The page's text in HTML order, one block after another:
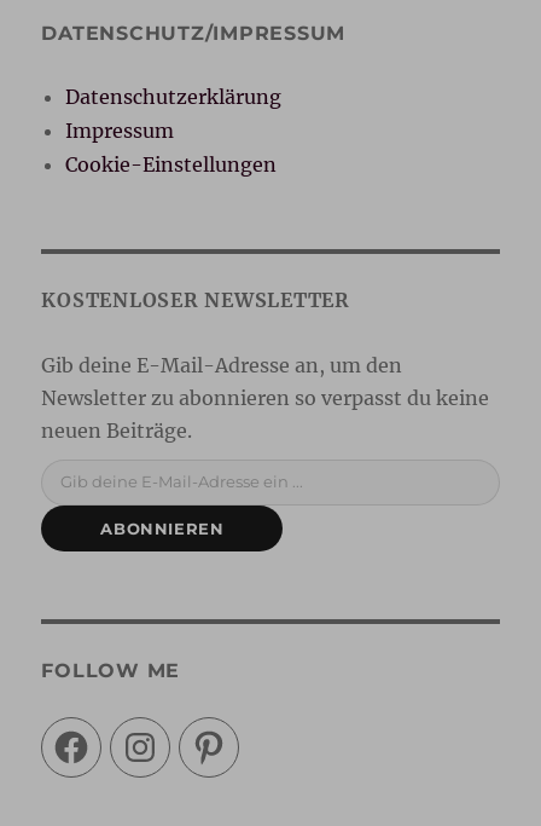
DATENSCHUTZ/IMPRESSUM
Datenschutzerklärung
Impressum
Cookie-Einstellungen
ABONNIEREN
FOLLOW ME
FacebookInstagramPinterest